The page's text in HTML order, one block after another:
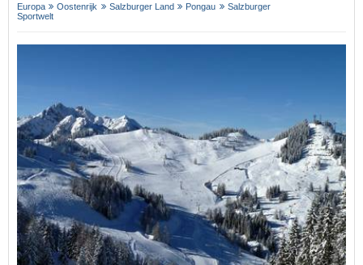
Europa Oostenrijk Salzburger Land Pongau
Salzburger
Sportwelt